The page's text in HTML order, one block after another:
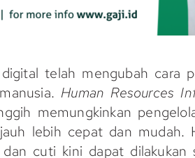
telah mengubah cara
Human Resources
memungkinkan
lebih cepat dan mudah.
cuti kini dapat dilakukan